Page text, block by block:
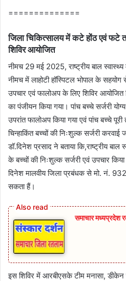
==============
जिला चिकित्सालय में कटे होंठ एवं फटे
शिविर आयोजित
नीमच 29 मई 2025, राष्ट्रीय बाल
नीमच में लाहोटी हॉस्पिटल भोपाल के
उपचार एवं फालोअप के लिए शिविर
का पंजीयन किया गया। पांच बच्चे सर्जरी
उपरांत फालोअप किया गया एवं पांच बच्चे
चिन्हाकिंत बच्चों की निःशुल्क सर्जरी करवाई
डॉ.दिनेश प्रसाद ने बताया कि,राष्ट्रीय बाल
के बच्चों की निःशुल्क सर्जरी एवं उपचार
दिनेश मालवीय जिला प्रबंधक से मो. नं.
सकता हैं।
समाचार मध्यप्रदेश
इस शिविर में आरबीएसके टीम मनासा, डीकेन